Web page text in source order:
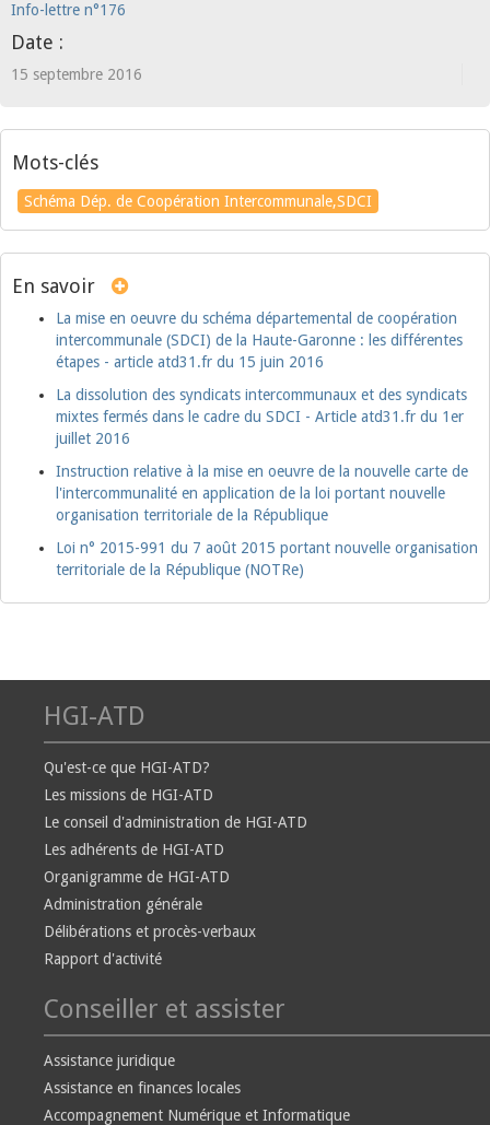
Info-lettre n°176
Date :
15 septembre 2016
Mots-clés
Schéma Dép. de Coopération Intercommunale,SDCI
En savoir
La mise en oeuvre du schéma départemental de coopération
intercommunale (SDCI) de la Haute-Garonne : les différentes
étapes - article atd31.fr du 15 juin 2016
La dissolution des syndicats intercommunaux et des syndicats
mixtes fermés dans le cadre du SDCI - Article atd31.fr du 1er
juillet 2016
Instruction relative à la mise en oeuvre de la nouvelle carte de
l'intercommunalité en application de la loi portant nouvelle
organisation territoriale de la République
Loi n° 2015-991 du 7 août 2015 portant nouvelle organisation
territoriale de la République (NOTRe)
HGI-ATD
Qu'est-ce que HGI-ATD?
Les missions de HGI-ATD
Le conseil d'administration de HGI-ATD
Les adhérents de HGI-ATD
Organigramme de HGI-ATD
Administration générale
Délibérations et procès-verbaux
Rapport d'activité
Conseiller et assister
Assistance juridique
Assistance en finances locales
Accompagnement Numérique et Informatique